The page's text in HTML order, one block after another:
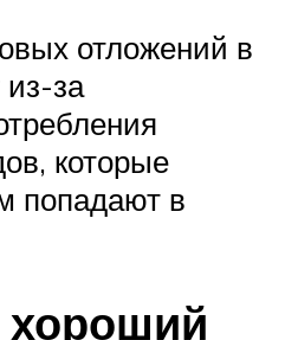
отложений в
из-за
которые
попадают в